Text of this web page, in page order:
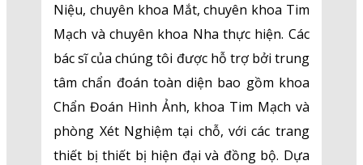
Niệu, chuyên khoa Mắt, chuyên khoa Tim
Mạch và chuyên khoa Nha thực hiện. Các
bác sĩ của chúng tôi được hỗ trợ bởi trung
tâm chẩn đoán toàn diện bao gồm khoa
Chẩn Đoán Hình Ảnh, khoa Tim Mạch và
phòng Xét Nghiệm tại chỗ, với các trang
thiết bị thiết bị hiện đại và đồng bộ. Dựa